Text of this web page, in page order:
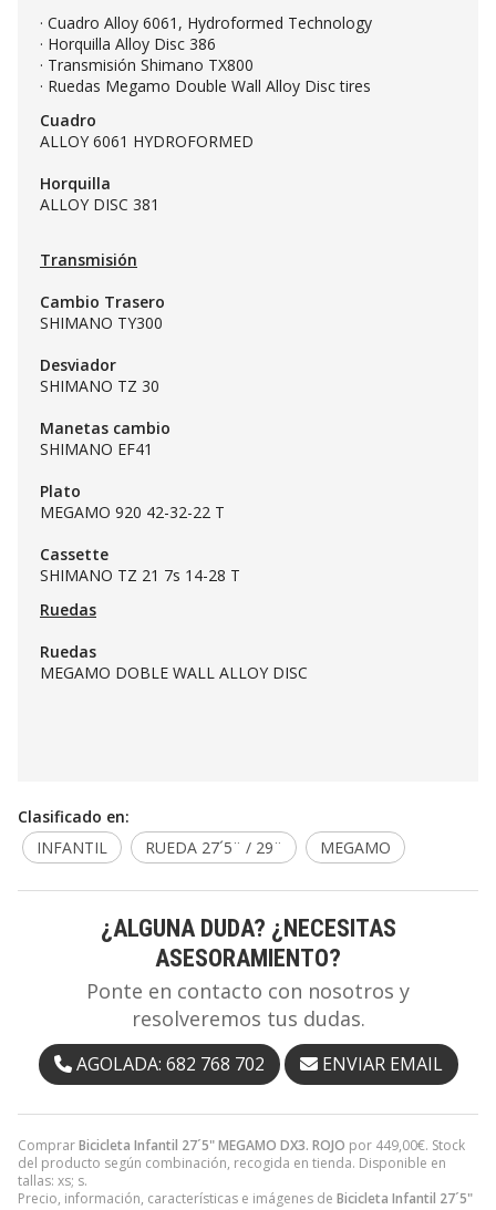
ComprarBicicleta Infantil 27´5" MEGAMO DX3. ROJO por 449,00€. Stock
del producto según combinación, recogida en tienda. Disponible en
tallas: xs; s.
Precio, información, características e imágenes de Bicicleta Infantil 27´5"
· Cuadro Alloy 6061, Hydroformed Technology
· Horquilla Alloy Disc 386
· Transmisión Shimano TX800
· Ruedas Megamo Double Wall Alloy Disc tires
Cuadro
ALLOY 6061 HYDROFORMED
Horquilla
ALLOY DISC 381
Transmisión
Cambio Trasero
SHIMANO TY300
Desviador
SHIMANO TZ 30
Manetas cambio
SHIMANO EF41
Plato
MEGAMO 920 42-32-22 T
Cassette
SHIMANO TZ 21 7s 14-28 T
Ruedas
Ruedas
MEGAMO DOBLE WALL ALLOY DISC
Clasificado en:
INFANTIL
RUEDA 27´5¨ / 29¨ MEGAMO
¿ALGUNA DUDA? ¿NECESITAS
ASESORAMIENTO?
Ponte en contacto con nosotros y
resolveremos tus dudas.
AGOLADA: 682 768 702 ENVIAR EMAIL